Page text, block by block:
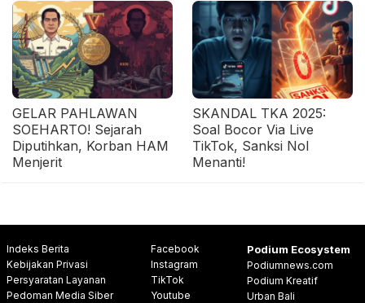
GELAR PAHLAWAN
SOEHARTO! Sejarah
Diputihkan, Korban HAM
Menjerit
SKANDAL TKA 2025:
Soal Bocor Via Live
TikTok, Sanksi Nol
Menanti!
Indeks Berita
Kebijakan Privasi
Persyaratan Layanan
Pedoman Media Siber
Facebook
Instagram
TikTok
Youtube
Podium Ecosystem
Podiumnews.com
Podium Kreatif
Urban Bali